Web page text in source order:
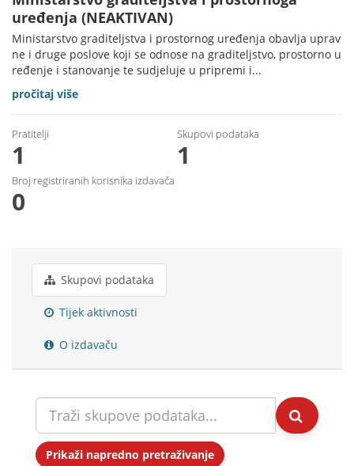
uređenja (NEAKTIVAN)
Ministarstvo graditeljstva i prostornog uređenja obavlja uprav
ne i druge poslove koji se odnose na graditeljstvo, prostorno u
ređenje i stanovanje te sudjeluje u pripremi i...
pročitaj više
Pratitelji
1
Skupovi podаtаkа
1
Broj registriranih korisnika izdavača
0
Skupovi podаtаkа
Tijek aktivnosti
O izdavaču
Prikaži napredno pretraživanje